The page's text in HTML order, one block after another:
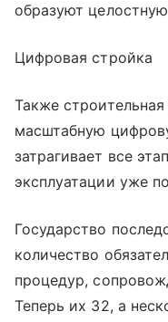
образуют
Цифровая стройка
Также
масштабную
затрагивает все
эксплуатации уже
Государство
количество
процедур,
Теперь их 32, а